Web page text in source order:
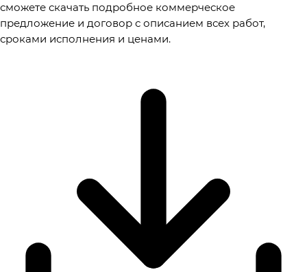
сможете скачать подробное коммерческое
предложение и договор с описанием всех работ,
сроками исполнения и ценами.